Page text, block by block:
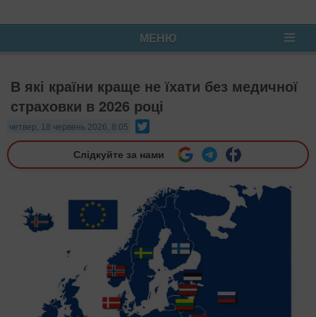
МЕНЮ
В які країни краще не їхати без медичної
страховки в 2026 році
четвер, 18 червень 2026, 8:05
Слідкуйте за нами